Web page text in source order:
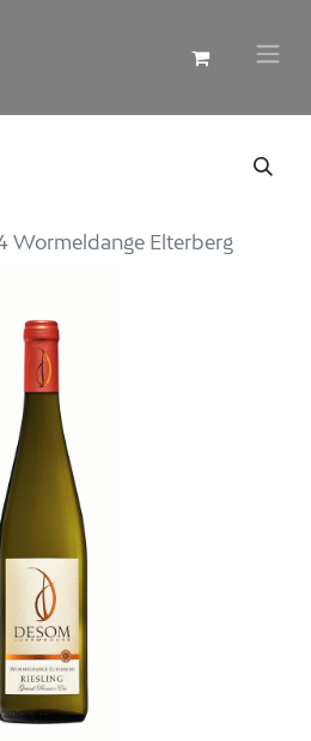
Wormeldange Elterberg